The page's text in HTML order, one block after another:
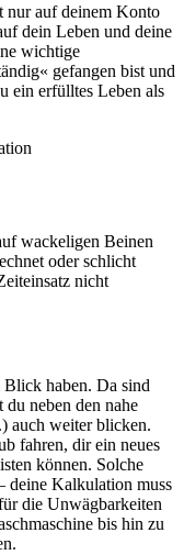
nur auf deinem Konto
dein Leben und deine
wichtige
gefangen bist und
ein erfülltes Leben als
wackeligen Beinen
oder schlicht
nicht
haben. Da sind
neben den nahe
auch weiter blicken.
fahren, dir ein neues
können. Solche
deine Kalkulation muss
die Unwägbarkeiten
bis hin zu